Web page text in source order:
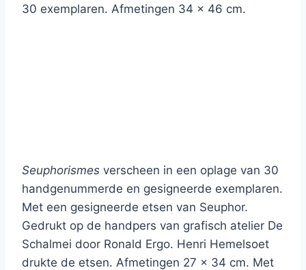
30 exemplaren. Afmetingen 34 x 46 cm.
Seuphorismes verscheen in een oplage van 30
handgenummerde en gesigneerde exemplaren.
Met een gesigneerde etsen van Seuphor.
Gedrukt op de handpers van grafisch atelier De
Schalmei door Ronald Ergo. Henri Hemelsoet
drukte de etsen. Afmetingen 27 x 34 cm. Met